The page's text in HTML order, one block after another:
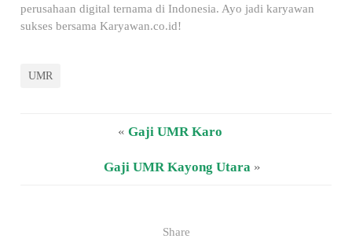
Share
perusahaan digital ternama di Indonesia. Ayo jadi karyawan
sukses bersama Karyawan.co.id!
UMR
« Gaji UMR Karo
Gaji UMR Kayong Utara »